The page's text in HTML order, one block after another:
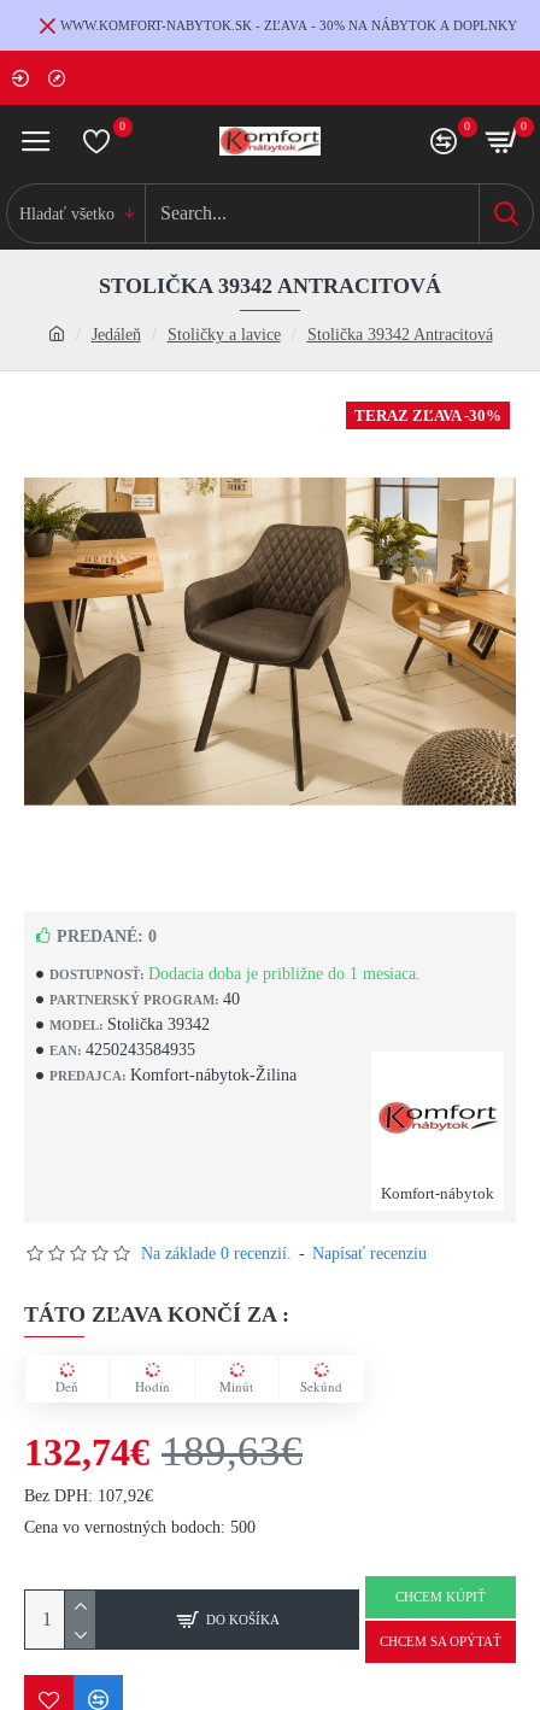
WWW.KOMFORT-NABYTOK.SK - ZĽAVA - 30% NA NÁBYTOK A DOPLNKY
0 0 0
Hladať všetko
Jedáleň Stoličky a lavice Stolička 39342 Antracitová
STOLIČKA 39342 ANTRACITOVÁ
TERAZ ZĽAVA -30%
DOSTUPNOSŤ: Dodacia doba je približne do 1 mesiaca.
PARTNERSKÝ PROGRAM: 40
MODEL: Stolička 39342
EAN: 4250243584935
PREDAJCA: Komfort-nábytok-Žilina
Komfort-nábytok
PREDANÉ: 0
Na základe 0 recenzií. - Napísať recenziu
TÁTO ZĽAVA KONČÍ ZA :
Deň Hodín Minút Sekúnd
132,74€ 189,63€
Bez DPH: 107,92€
Cena vo vernostných bodoch: 500
DO KOŠÍKA
CHCEM KÚPIŤ
CHCEM SA OPÝTAŤ